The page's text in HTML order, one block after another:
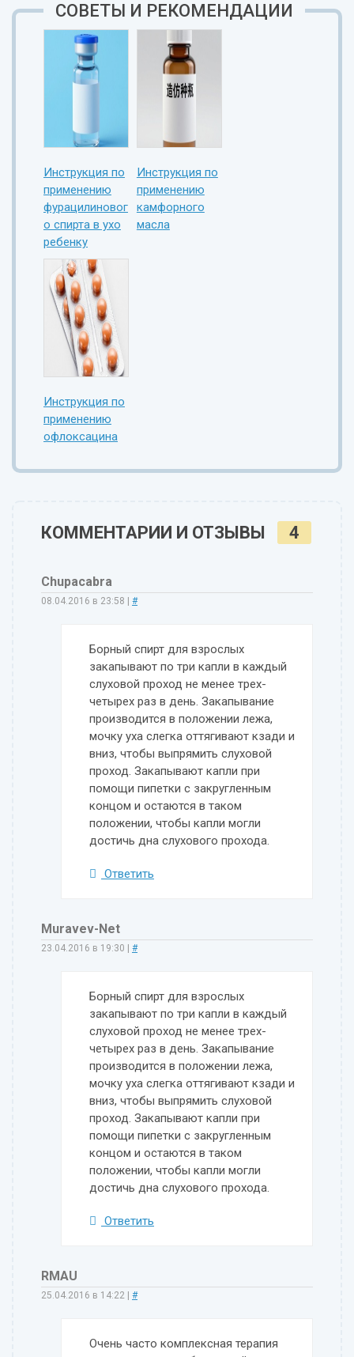
СОВЕТЫ И РЕКОМЕНДАЦИИ
Инструкция по
применению
фурацилиновог
о спирта в ухо
ребенку
Инструкция по
применению
камфорного
масла
Инструкция по
применению
офлоксацина
КОММЕНТАРИИ И ОТЗЫВЫ 4
Chupacabra
08.04.2016 в 23:58 #
Борный спирт для взрослых
закапывают по три капли в каждый
слуховой проход не менее трех-
четырех раз в день. Закапывание
производится в положении лежа,
мочку уха слегка оттягивают кзади и
вниз, чтобы выпрямить слуховой
проход. Закапывают капли при
помощи пипетки с закругленным
концом и остаются в таком
положении, чтобы капли могли
достичь дна слухового прохода.
Ответить
Muravev-Net
23.04.2016 в 19:30 #
Борный спирт для взрослых
закапывают по три капли в каждый
слуховой проход не менее трех-
четырех раз в день. Закапывание
производится в положении лежа,
мочку уха слегка оттягивают кзади и
вниз, чтобы выпрямить слуховой
проход. Закапывают капли при
помощи пипетки с закругленным
концом и остаются в таком
положении, чтобы капли могли
достичь дна слухового прохода.
Ответить
RMAU
25.04.2016 в 14:22 #
Очень часто комплексная терапия